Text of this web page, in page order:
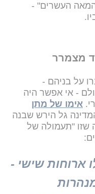
המאה העשרים" -
מצמרר
על בניהם -
- אי אפשר היה
אימו של מתן
גל הירש שבנה
שזו "תעמולה של
ארוחות שישי -